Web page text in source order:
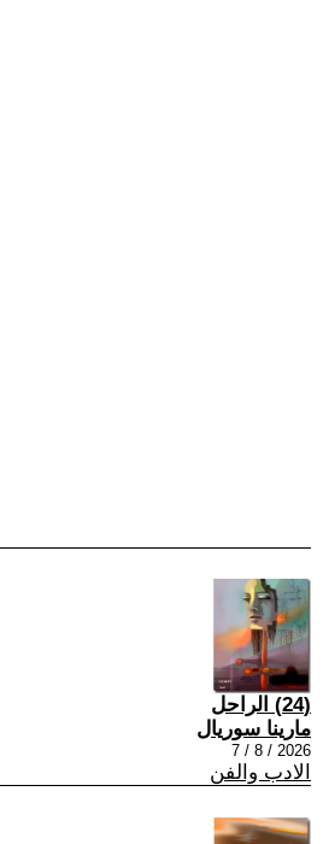
(24) الراحل
مارينا سوريال
2026 / 8 / 7
الادب والفن